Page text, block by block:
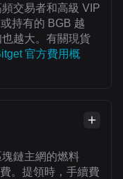
交易者和高級 VIP
持有的 BGB 越
越大。有關現貨
官方費用概
鏈主網的燃料
。提領時，手續費